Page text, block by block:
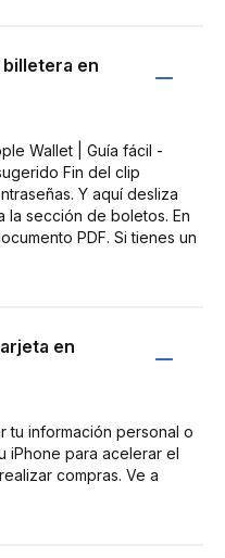
billetera en
Wallet | Guía fácil -
Fin del clip
Y aquí desliza
la sección de boletos. En
PDF. Si tienes un
en
tu información personal o
iPhone para acelerar el
compras. Ve a